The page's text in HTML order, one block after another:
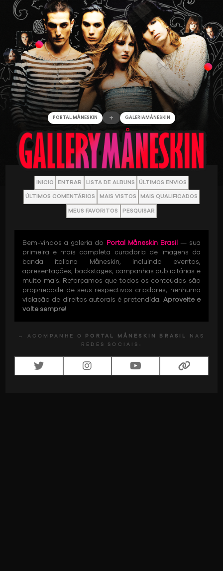
PORTAL MÅNESKIN + GALERIAMÅNESKIN
INICIO ENTRAR LISTA DE ALBUNS
ÚLTIMOS ENVIOS
ÚLTIMOS COMENTÁRIOS
MAIS VISTOS MAIS QUALIFICADOS
MEUS FAVORITOS
PESQUISAR
Bem-vindos a galeria do Portal Måneskin Brasil— sua
primeira e mais completa curadoria de imagens da
banda italiana Måneskin, incluindo eventos,
apresentações, backstages, campanhas publicitárias e
muito mais. Reforçamos que todos os conteúdos são
propriedade de seus respectivos criadores, nenhuma
violação de direitos autorais é pretendida. Aproveite e
volte sempre!
→ ACOMPANHE O PORTAL MÅNESKIN BRASIL
NAS
REDES SOCIAIS: